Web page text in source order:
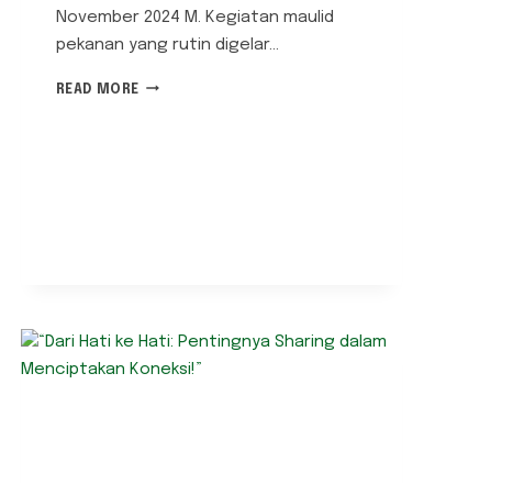
November 2024 M. Kegiatan maulid
pekanan yang rutin digelar…
READ MORE MAULID